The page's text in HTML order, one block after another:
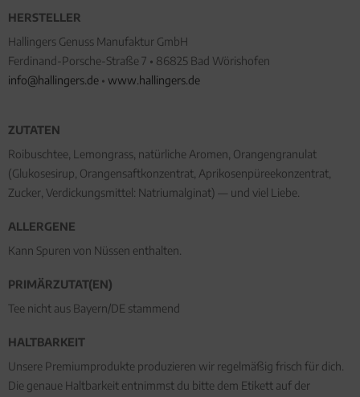
HERSTELLER
Hallingers Genuss Manufaktur GmbH
Ferdinand-Porsche-Straße 7 • 86825 Bad Wörishofen
info@hallingers.de • www.hallingers.de
ZUTATEN
Roibuschtee, Lemongrass, natürliche Aromen, Orangengranulat
(Glukosesirup, Orangensaftkonzentrat, Aprikosenpüreekonzentrat,
Zucker, Verdickungsmittel: Natriumalginat) — und viel Liebe.
ALLERGENE
Kann Spuren von Nüssen enthalten.
PRIMÄRZUTAT(EN)
Tee nicht aus Bayern/DE stammend
HALTBARKEIT
Unsere Premiumprodukte produzieren wir regelmäßig frisch für dich.
Die genaue Haltbarkeit entnimmst du bitte dem Etikett auf der